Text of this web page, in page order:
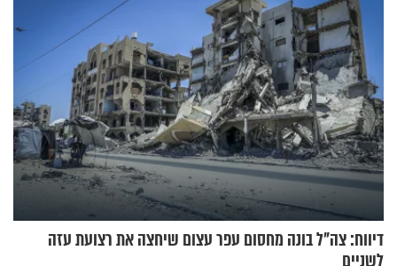
דיווח: צה"ל בונה מחסום עפר עצום שיחצה את רצועת עזה